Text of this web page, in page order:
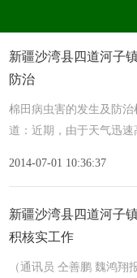
组织
亲子
新疆沙湾县四道河子
防治
棉田病虫害的发生及防
道：近期，由于天气迅
2014-07-01 10:36:37
新疆沙湾县四道河子
积核实工作
（通讯员 仝善鹏 魏鸿翔